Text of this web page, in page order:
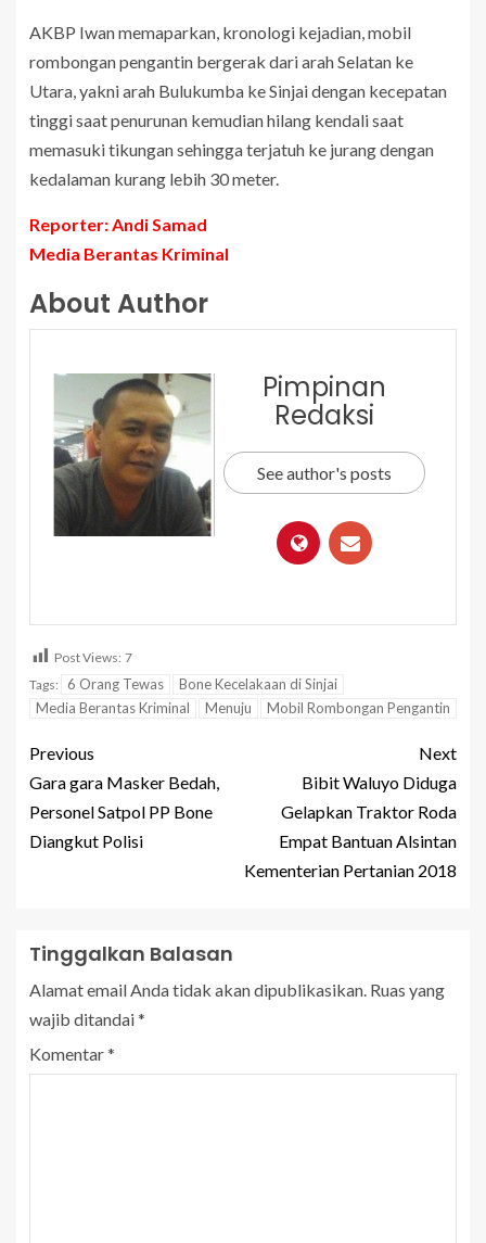
AKBP Iwan memaparkan, kronologi kejadian, mobil
rombongan pengantin bergerak dari arah Selatan ke
Utara, yakni arah Bulukumba ke Sinjai dengan kecepatan
tinggi saat penurunan kemudian hilang kendali saat
memasuki tikungan sehingga terjatuh ke jurang dengan
kedalaman kurang lebih 30 meter.
Reporter: Andi Samad
Media Berantas Kriminal
About Author
Pimpinan
Redaksi
See author's posts
Post Views: 7
Tags:
6 Orang Tewas
Bone Kecelakaan di Sinjai
Media Berantas Kriminal
Menuju Mobil Rombongan Pengantin
Previous
Gara gara Masker Bedah,
Personel Satpol PP Bone
Diangkut Polisi
Next
Bibit Waluyo Diduga
Gelapkan Traktor Roda
Empat Bantuan Alsintan
Kementerian Pertanian 2018
Tinggalkan Balasan
Alamat email Anda tidak akan dipublikasikan. Ruas yang
wajib ditandai*
Komentar*